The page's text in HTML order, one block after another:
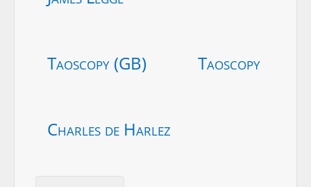
Taoscopy (GB) Taoscopy
Charles de Harlez